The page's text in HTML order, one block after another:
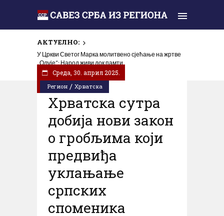
АКТУЕЛНО:
У Цркви Светог Марка молитвено сјећање на жртве
„Олује“: Народ живи док памти
Регион / Хрватска
Cреда, 30. април 2025.
Хрватска сутра
добија нови закон
о гробљима који
предвиђа
уклањање
српских
споменика